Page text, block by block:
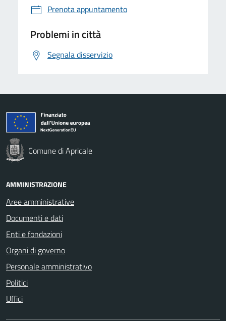
Prenota appuntamento
Problemi in città
Segnala disservizio
Comune di Apricale
AMMINISTRAZIONE
Aree amministrative
Documenti e dati
Enti e fondazioni
Organi di governo
Personale amministrativo
Politici
Uffici